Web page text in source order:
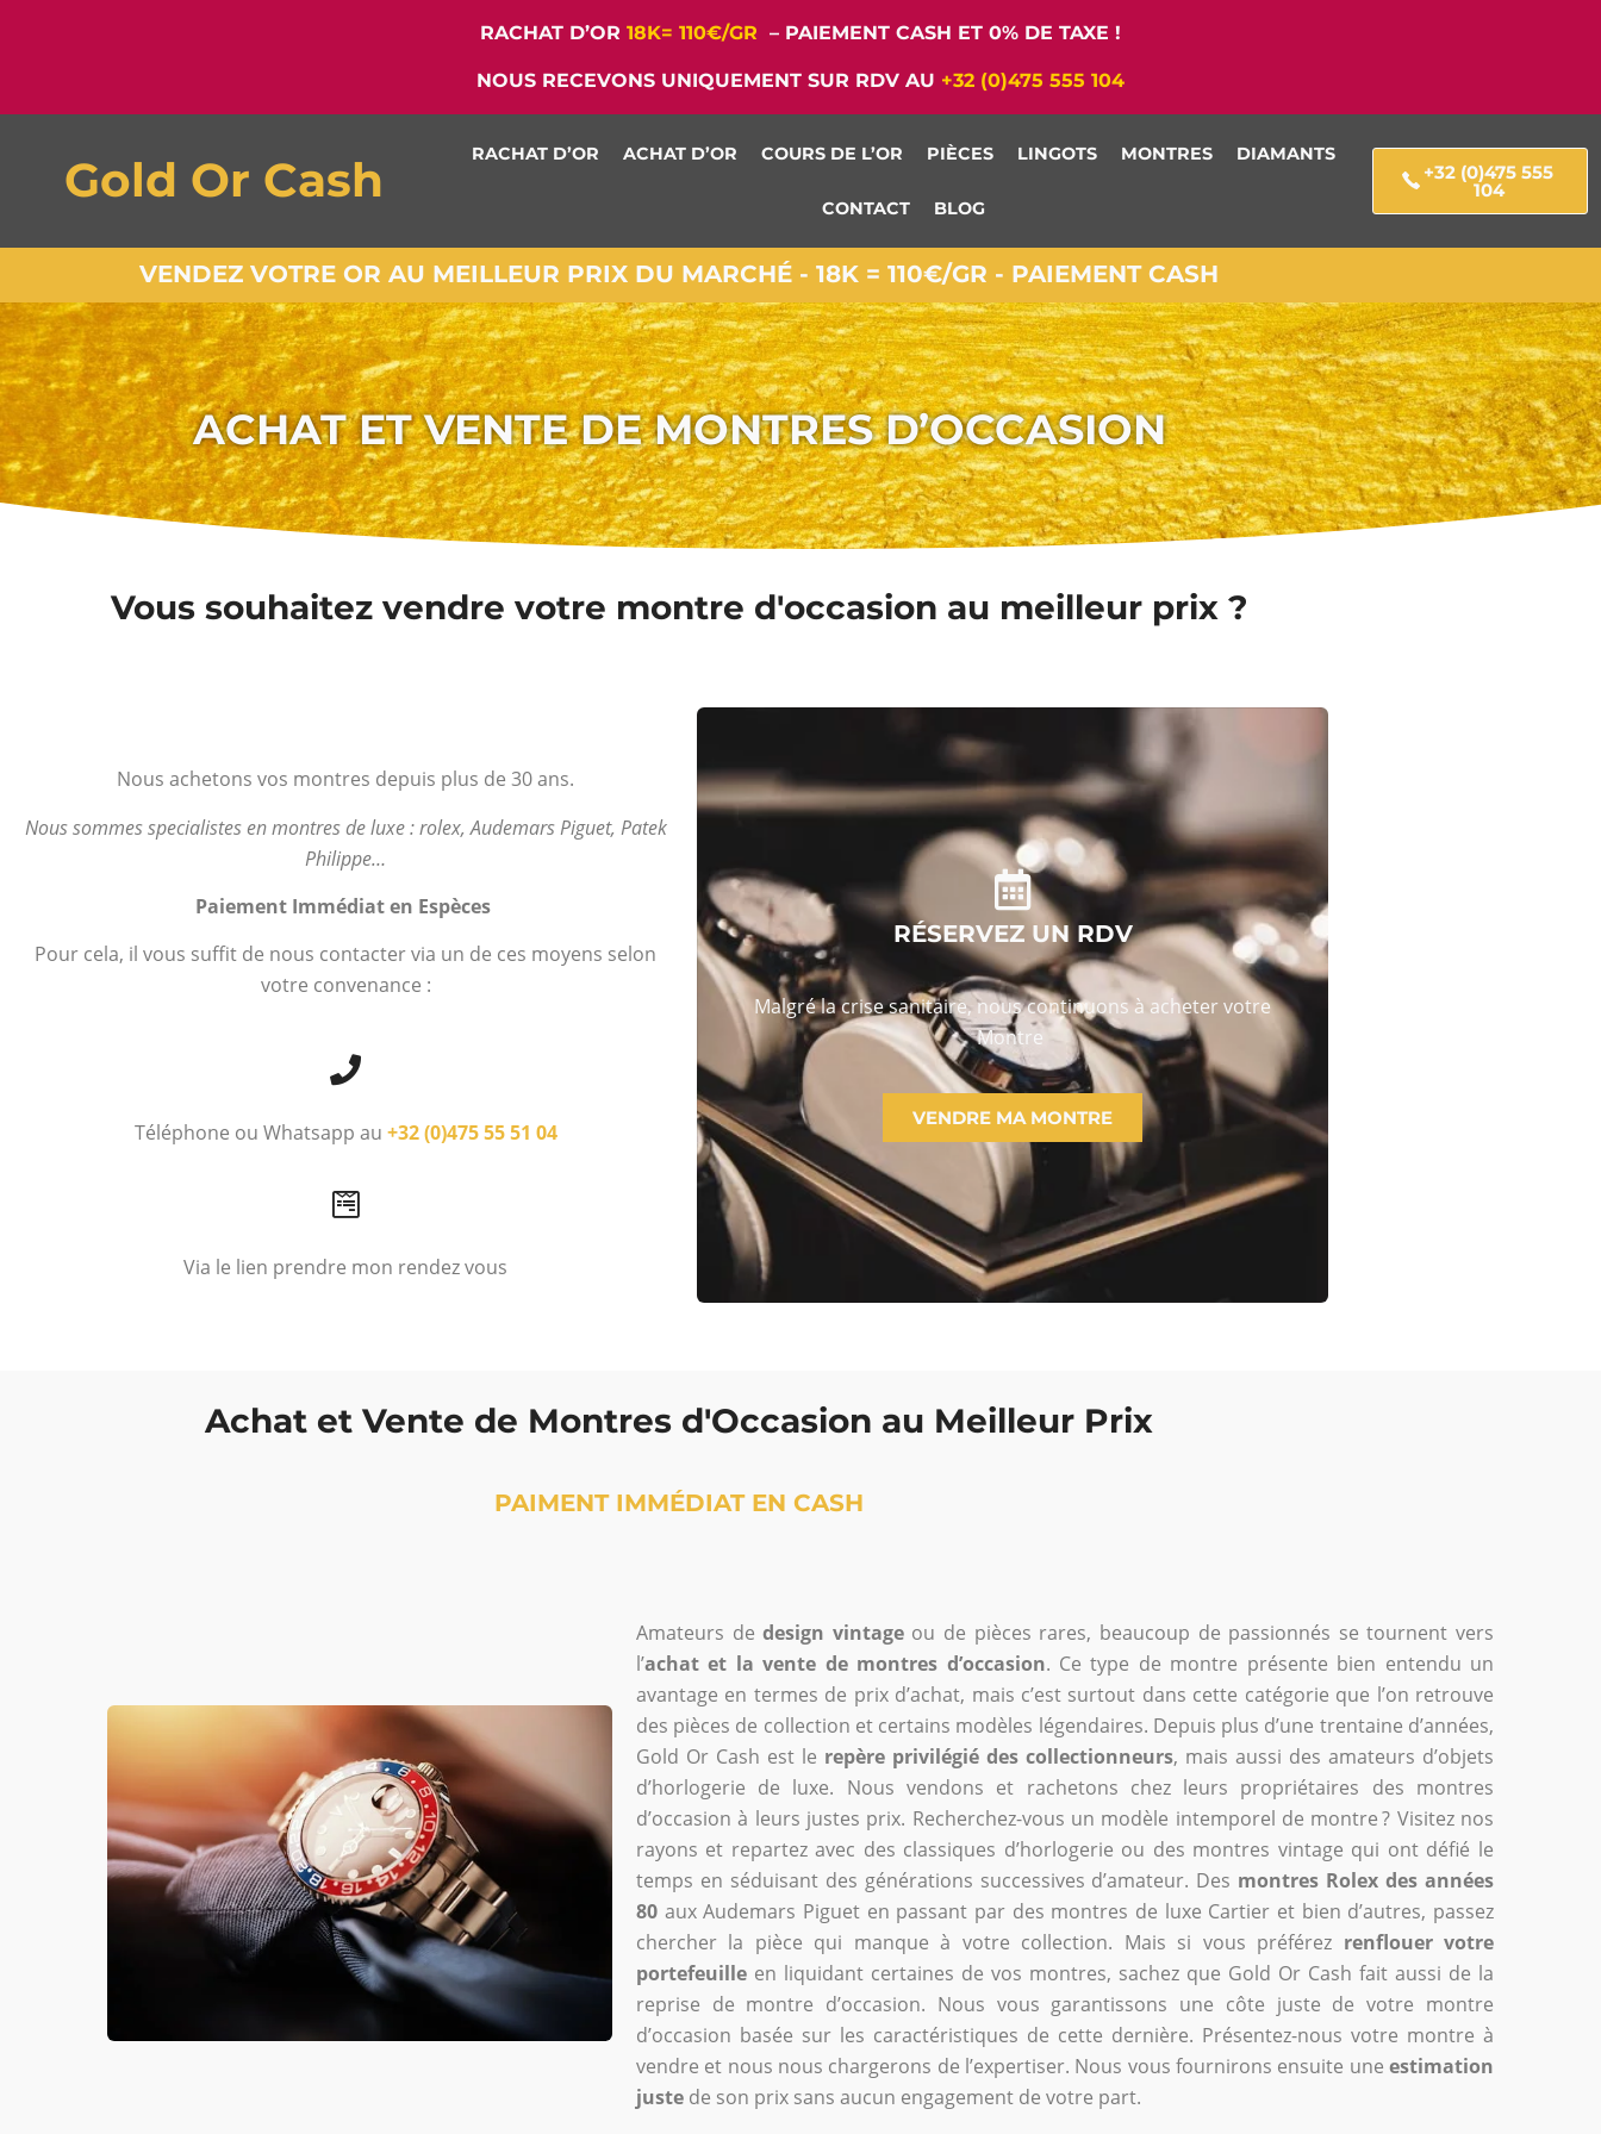
RACHAT D’OR 18K= 110€/GR – PAIEMENT CASH ET 0% DE TAXE !
NOUS RECEVONS UNIQUEMENT SUR RDV AU +32 (0)475 555 104
Gold Or Cash RACHAT D’OR ACHAT D’OR COURS DE L’OR PIÈCES LINGOTS MONTRES DIAMANTS
CONTACT BLOG
+32 (0)475 555
104
VENDEZ VOTRE OR AU MEILLEUR PRIX DU MARCHÉ - 18K = 110€/GR - PAIEMENT CASH
ACHAT ET VENTE DE MONTRES D’OCCASION
Vous souhaitez vendre votre montre d'occasion au meilleur prix ?
Nous achetons vos montres depuis plus de 30 ans.
Nous sommes specialistes en montres de luxe : rolex, Audemars Piguet, Patek
Philippe…
Paiement Immédiat en Espèces
Pour cela, il vous suffit de nous contacter via un de ces moyens selon
votre convenance :
Téléphone ou Whatsapp au +32 (0)475 55 51 04
Via le lien prendre mon rendez vous
RÉSERVEZ UN RDV
Malgré la crise sanitaire, nous continuons à acheter votre
Montre
VENDRE MA MONTRE
Achat et Vente de Montres d'Occasion au Meilleur Prix
PAIMENT IMMÉDIAT EN CASH
Amateurs dedesign vintageou de pièces rares, beaucoup de passionnés se tournent vers
l’achat et la vente de montres d’occasion. Ce type de montre présente bien entendu un
avantage en termes de prix d’achat, mais c’est surtout dans cette catégorie que l’on retrouve
des pièces de collection et certains modèles légendaires. Depuis plus d’une trentaine d’années,
Gold Or Cash est le repère privilégié des collectionneurs, mais aussi des amateurs d’objets
d’horlogerie de luxe. Nous vendons et rachetons chez leurs propriétaires des montres
d’occasion à leurs justes prix. Recherchez-vous un modèle intemporel de montre ? Visitez nos
rayons et repartez avec des classiques d’horlogerie ou des montres vintage qui ont défié le
temps en séduisant des générations successives d’amateur. Des montres Rolex des années
80aux Audemars Piguet en passant par des montres de luxe Cartier et bien d’autres, passez
chercher la pièce qui manque à votre collection. Mais si vous préférez renflouer votre
portefeuilleen liquidant certaines de vos montres, sachez que Gold Or Cash fait aussi de la
reprise de montre d’occasion. Nous vous garantissons une côte juste de votre montre
d’occasion basée sur les caractéristiques de cette dernière. Présentez-nous votre montre à
vendre et nous nous chargerons de l’expertiser. Nous vous fournirons ensuite une estimation
justede son prix sans aucun engagement de votre part.